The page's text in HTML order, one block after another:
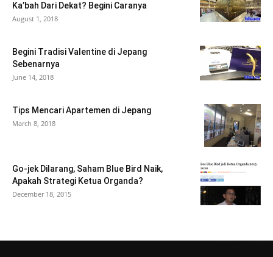
Ka’bah Dari Dekat? Begini Caranya
August 1, 2018
Begini Tradisi Valentine di Jepang
Sebenarnya
June 14, 2018
Tips Mencari Apartemen di Jepang
March 8, 2018
Go-jek Dilarang, Saham Blue Bird Naik,
Apakah Strategi Ketua Organda?
December 18, 2015